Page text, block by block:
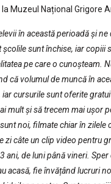
Muzeul Național Grigore
în această perioadă și
școlile sunt închise, iar copiii
pe care o cunoșteam.
că volumul de muncă în
iar cursurile sunt oferite
mult și să trecem mai ușor
noi, filmate chiar în zilele
zi câte un clip video pentru
ani, de luni până vineri. Sper
acasă, fie învățând lucruri